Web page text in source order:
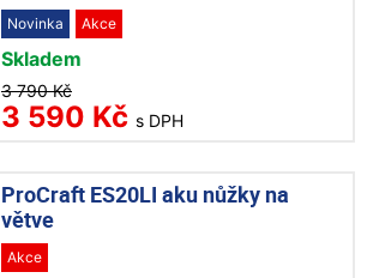
Novinka Akce
Skladem
3 790 Kč
3 590 Kč s DPH
ProCraft ES20LI aku nůžky na
větve
Akce